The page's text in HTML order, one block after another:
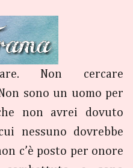
Non cercare
sono un uomo per
non avrei dovuto
nessuno dovrebbe
c’è posto per onore